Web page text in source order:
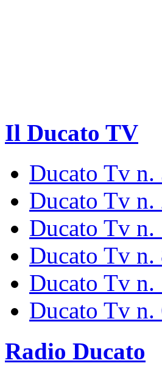
Il Ducato TV
Ducato Tv
Ducato Tv
Ducato Tv
Ducato Tv
Ducato Tv n.
Ducato Tv n.
Radio Ducato